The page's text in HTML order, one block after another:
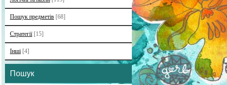
Пошук предметів [68]
Стратегії [15]
Інші [4]
Пошук